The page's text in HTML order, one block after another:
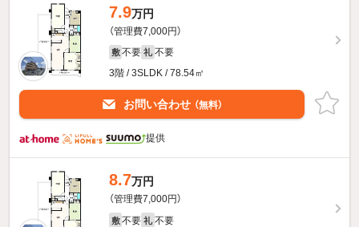
7.9万円
（管理費7,000円）
敷 不要 礼 不要
3階 / 3SLDK / 78.54㎡
お問い合わせ （無料）
提供
8.7万円
（管理費7,000円）
敷 不要 礼 不要